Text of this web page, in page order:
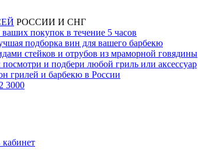
РОССИИ И СНГ
ваших покупок в течение 5 часов
подборка вин для вашего барбекю
стейков и отрубов из мраморной говядины
посмотри и подбери любой гриль или аксессуар
грилей и барбекю в России
3000